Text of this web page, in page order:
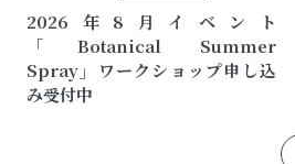
2026年8月イベント
「Botanical Summer
Spray」ワークショップ申し込
み受付中